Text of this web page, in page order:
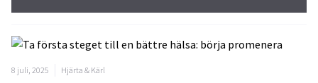
8 juli, 2025 Hjärta & Kärl